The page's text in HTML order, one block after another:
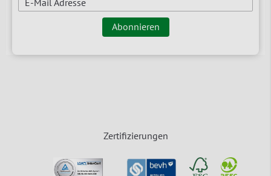
Abonnieren
Zertifizierungen